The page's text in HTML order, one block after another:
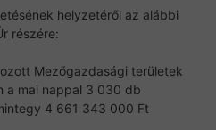
helyzetéről az alábbi
részére:
Mezőgazdasági területek
a mai nappal 3 030 db
4 661 343 000 Ft